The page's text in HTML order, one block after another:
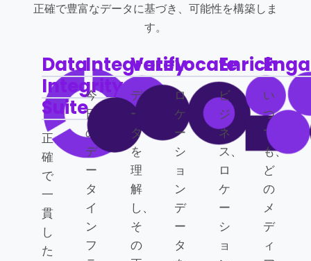
正確で豊富なデータに基づき、可能性を構築しま
す。
Data
Integrity
Suite
正
確
で
一
貫
し
た
Integrate
今
日
の
デ
ー
タ
イ
ン
フ
Verify
デ
ー
タ
を
理
解
し、
そ
の
Locate
ロ
ケ
ー
シ
ョ
ン
デ
ー
タ
Enrich
ビ
ジ
ネ
ス、
ロ
ケ
ー
シ
ョ
い
つ
で
も、
ど
の
メ
デ
ィ